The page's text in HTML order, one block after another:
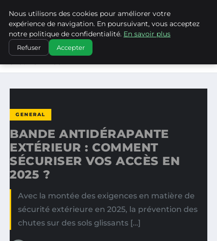
LA VANGUARDIA DEL SUR
ACCUEIL
GENERAL
BANDE ANTIDÉRAPANTE EXTÉRIEUR : COMMENT
GENERAL
BANDE ANTIDÉRAPANTE
EXTÉRIEUR : COMMENT
SÉCURISER VOS ACCÈS EN
2025 ?
Avec la montée des exigences en matière de
sécurité extérieure en 2025, la prévention des
chutes sur des sols glissants […]
Nous utilisons des cookies pour améliorer votre
expérience de navigation. En poursuivant, vous acceptez
notre politique de confidentialité. En savoir plus
Refuser Accepter